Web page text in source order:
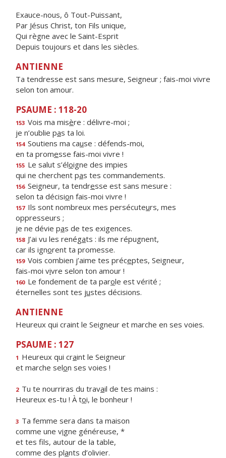
Exauce-nous, ô Tout-Puissant,
Par Jésus Christ, ton Fils unique,
Qui règne avec le Saint-Esprit
Depuis toujours et dans les siècles.
ANTIENNE
Ta tendresse est sans mesure, Seigneur ; fais-moi vivre
selon ton amour.
PSAUME : 118-20
153 Vois ma misère : délivre-moi ;
je n’oublie pas ta loi.
154 Soutiens ma cause : défends-moi,
en ta promesse fais-moi vivre !
155 Le salut s’éloigne des impies
qui ne cherchent pas tes commandements.
156 Seigneur, ta tendresse est sans mesure :
selon ta décision fais-moi vivre !
157 Ils sont nombreux mes persécuteurs, mes
oppresseurs ;
je ne dévie pas de tes exigences.
158 J’ai vu les renégats : ils me répugnent,
car ils ignorent ta promesse.
159 Vois combien j’aime tes préceptes, Seigneur,
fais-moi vivre selon ton amour !
160 Le fondement de ta parole est vérité ;
éternelles sont tes justes décisions.
ANTIENNE
Heureux qui craint le Seigneur et marche en ses voies.
PSAUME : 127
1 Heureux qui craint le Seigneur
et marche selon ses voies !
2 Tu te nourriras du travail de tes mains :
Heureux es-tu ! À toi, le bonheur !
3 Ta femme sera dans ta maison
comme une vigne généreuse, *
et tes fils, autour de la table,
comme des plants d’olivier.